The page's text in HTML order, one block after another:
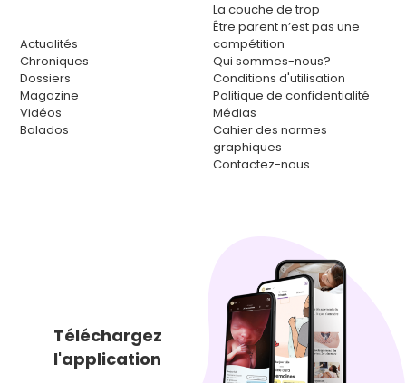
Actualités
Chroniques
Dossiers
Magazine
Vidéos
Balados
La couche de trop
Être parent n’est pas une
compétition
Qui sommes-nous?
Conditions d'utilisation
Politique de confidentialité
Médias
Cahier des normes
graphiques
Contactez-nous
Téléchargez
l'application